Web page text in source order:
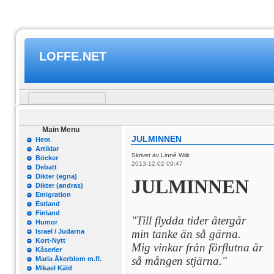
LOFFE.NET
Main Menu
Hem
Artiklar
Böcker
Debatt
Dikter (egna)
Dikter (andras)
Emigration
Estland
Finland
Humor
Israel / Judarna
Kort-Nytt
Kåserier
Maria Åkerblom m.fl.
Mikael Käld
JULMINNEN
Skrivet av Linné Wiik
2013-12-02 09:47
JULMINNEN
"Till flydda tider återgår
min tanke än så gärna.
Mig vinkar från förflutna år
så mången stjärna."